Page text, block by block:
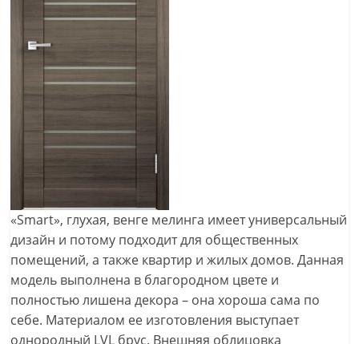
«Smart», глухая, венге мелинга имеет универсальный
дизайн и потому подходит для общественных
помещений, а также квартир и жилых домов. Данная
модель выполнена в благородном цвете и
полностью лишена декора – она хороша сама по
себе. Материалом ее изготовления выступает
однородный LVL брус. Внешняя облицовка